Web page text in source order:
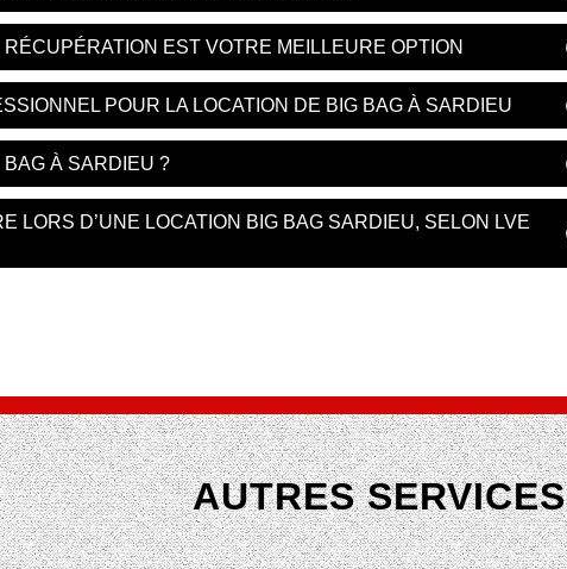
EST VOTRE MEILLEURE OPTION
POUR LA LOCATION DE BIG BAG À SARDIEU
À SARDIEU ?
LORS D’UNE LOCATION BIG BAG SARDIEU, SELON LVE
AUTRES SERVICES